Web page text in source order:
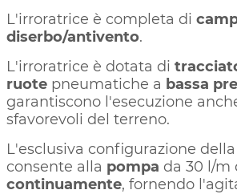
L'irroratrice è completa di
diserbo/antivento.
L'irroratrice è dotata di
ruote pneumatiche a bassa
garantiscono l'esecuzione
sfavorevoli del terreno.
L'esclusiva configurazione
consente alla pompa da 30 l/m
continuamente, fornendo